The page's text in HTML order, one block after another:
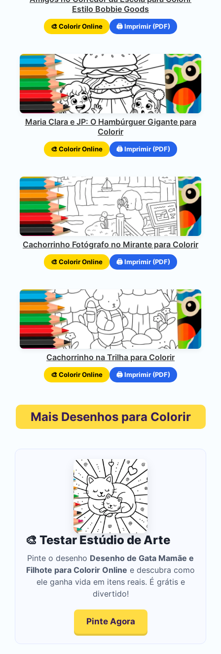
Estilo Bobbie Goods
🎨 Colorir Online 🖨️ Imprimir (PDF)
Maria Clara e JP: O Hambúrguer Gigante para
Colorir
🎨 Colorir Online 🖨️ Imprimir (PDF)
Cachorrinho Fotógrafo no Mirante para Colorir
🎨 Colorir Online 🖨️ Imprimir (PDF)
Cachorrinho na Trilha para Colorir
🎨 Colorir Online 🖨️ Imprimir (PDF)
Mais Desenhos para Colorir
🎨 Testar Estúdio de Arte
Pinte o desenho Desenho de Gata Mamãe e
Filhote para Colorir Online e descubra como
ele ganha vida em itens reais. É grátis e
divertido!
Pinte Agora